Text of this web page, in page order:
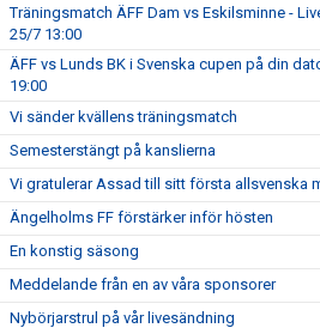
Träningsmatch ÄFF Dam vs Eskilsminne -
25/7 13:00
ÄFF vs Lunds BK i Svenska cupen på din
19:00
Vi sänder kvällens träningsmatch
Semesterstängt på kanslierna
Vi gratulerar Assad till sitt första allsvenska
Ängelholms FF förstärker inför hösten
En konstig säsong
Meddelande från en av våra sponsorer
Nybörjarstrul på vår livesändning